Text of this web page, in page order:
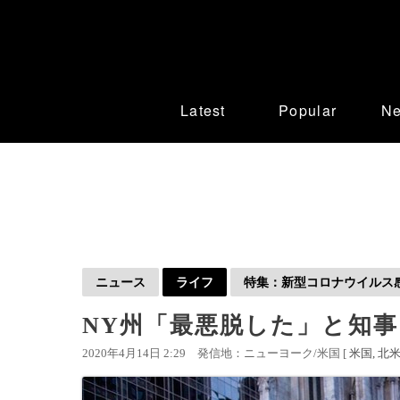
Latest Popular
ニュース ライフ 特集：新型コロナウイルス
NY州「最悪脱した」と知
2020年4月14日 2:29 発信地：ニューヨーク/米国 [ 米国 北米